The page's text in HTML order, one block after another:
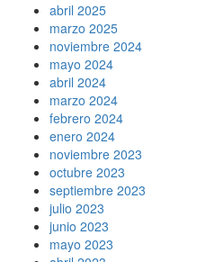
abril 2025
marzo 2025
noviembre 2024
mayo 2024
abril 2024
marzo 2024
febrero 2024
enero 2024
noviembre 2023
octubre 2023
septiembre 2023
julio 2023
junio 2023
mayo 2023